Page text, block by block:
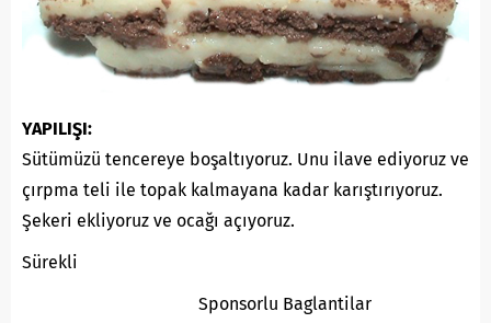
YAPILIŞI:
Sütümüzü tencereye boşaltıyoruz. Unu ilave ediyoruz ve
çırpma teli ile topak kalmayana kadar karıştırıyoruz.
Şekeri ekliyoruz ve ocağı açıyoruz.
Sponsorlu Baglantilar
Sürekli